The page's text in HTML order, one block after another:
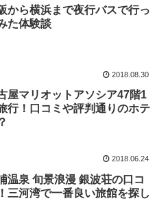
から横浜まで夜行バスで行っ
た体験談
2018.08.30
屋マリオットアソシア47階1
行！口コミや評判通りのホテ
2018.06.24
温泉 旬景浪漫 銀波荘の口コ
三河湾で一番良い旅館を探し